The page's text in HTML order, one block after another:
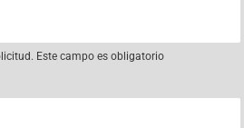
Este campo es obligatorio